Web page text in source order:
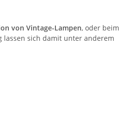
von Vintage-Lampen, oder beim
lassen sich damit unter anderem